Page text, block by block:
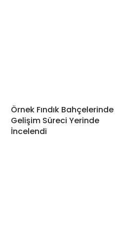
Örnek Fındık Bahçelerinde
Gelişim Süreci Yerinde
İncelendi